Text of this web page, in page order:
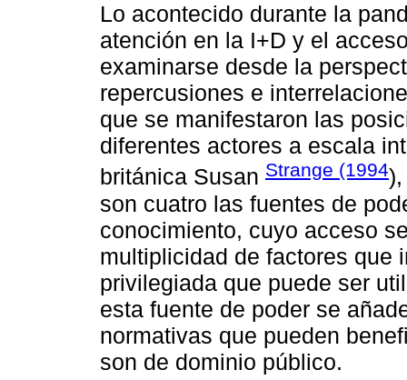
Lo acontecido durante la
atención en la I+D y el
examinarse desde la
repercusiones e
que se manifestaron las
diferentes actores a escala
británica Susan Strange (1994
son cuatro las fuentes de
conocimiento, cuyo acceso
multiplicidad de factores que
privilegiada que puede ser
esta fuente de poder se
normativas que pueden
son de dominio público.